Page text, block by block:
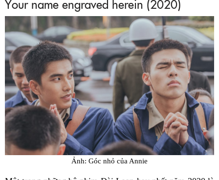
Your name engraved herein (2020)
Ảnh: Góc nhỏ của Annie